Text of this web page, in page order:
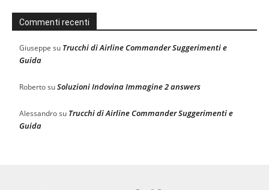
Commenti recenti
Giuseppe su Trucchi di Airline Commander Suggerimenti e
Guida
RobertosuSoluzioni Indovina Immagine 2 answers
Alessandrosu Trucchi di Airline Commander Suggerimenti e
Guida